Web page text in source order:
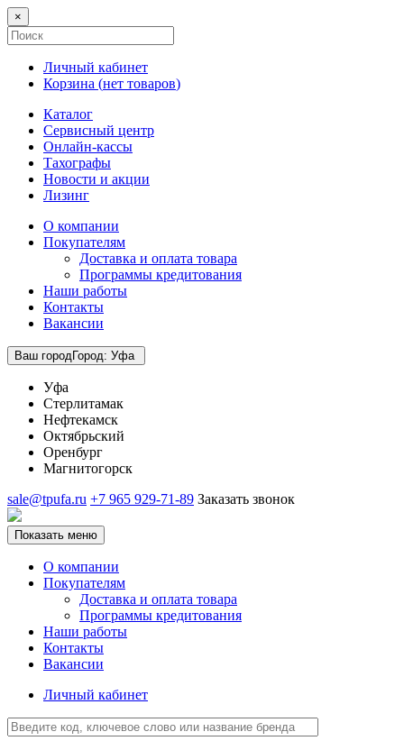
×
Личный кабинет
Корзина (нет товаров)
Каталог
Сервисный центр
Онлайн-кассы
Тахографы
Новости и акции
Лизинг
О компании
Покупателям
Доставка и оплата товара
Программы кредитования
Наши работы
Контакты
Вакансии
Ваш городГород: Уфа
Уфа
Стерлитамак
Нефтекамск
Октябрьский
Оренбург
Магнитогорск
sale@tpufa.ru +7 965 929-71-89 Заказать звонок
Показать меню
О компании
Покупателям
Доставка и оплата товара
Программы кредитования
Наши работы
Контакты
Вакансии
Личный кабинет